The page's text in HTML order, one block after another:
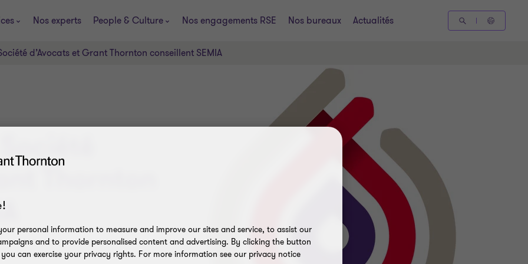
Nos experts People & Culture Nos engagements RSE Nos bureaux Actualités
d’Avocats et Grant Thornton conseillent SEMIA
Thornton
personal information to measure and improve our sites and service, to assist our
and to provide personalised content and advertising. By clicking the button
can exercise your privacy rights. For more information see our privacy notice